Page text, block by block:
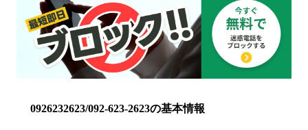
0926232623/092-623-2623の基本情報